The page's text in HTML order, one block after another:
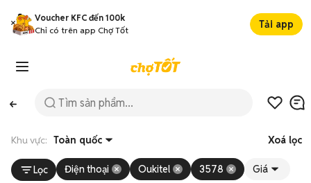
Voucher KFC đến 100k
Chỉ có trên app Chợ Tốt
Tải app
Khu vực: Toàn quốc Xoá lọc
Lọc Điện thoại Oukitel 3578 Giá